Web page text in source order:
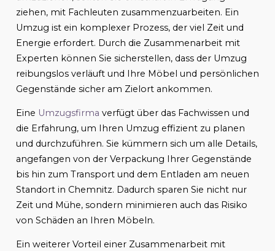
ziehen, mit Fachleuten zusammenzuarbeiten. Ein
Umzug ist ein komplexer Prozess, der viel Zeit und
Energie erfordert. Durch die Zusammenarbeit mit
Experten können Sie sicherstellen, dass der Umzug
reibungslos verläuft und Ihre Möbel und persönlichen
Gegenstände sicher am Zielort ankommen.
Eine Umzugsfirma verfügt über das Fachwissen und
die Erfahrung, um Ihren Umzug effizient zu planen
und durchzuführen. Sie kümmern sich um alle Details,
angefangen von der Verpackung Ihrer Gegenstände
bis hin zum Transport und dem Entladen am neuen
Standort in Chemnitz. Dadurch sparen Sie nicht nur
Zeit und Mühe, sondern minimieren auch das Risiko
von Schäden an Ihren Möbeln.
Ein weiterer Vorteil einer Zusammenarbeit mit